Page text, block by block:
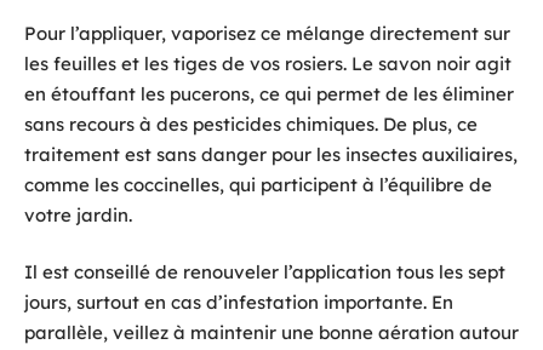
Pour l’appliquer, vaporisez ce mélange directement sur
les feuilles et les tiges de vos rosiers. Le savon noir agit
en étouffant les pucerons, ce qui permet de les éliminer
sans recours à des pesticides chimiques. De plus, ce
traitement est sans danger pour les insectes auxiliaires,
comme les coccinelles, qui participent à l’équilibre de
votre jardin.
Il est conseillé de renouveler l’application tous les sept
jours, surtout en cas d’infestation importante. En
parallèle, veillez à maintenir une bonne aération autour